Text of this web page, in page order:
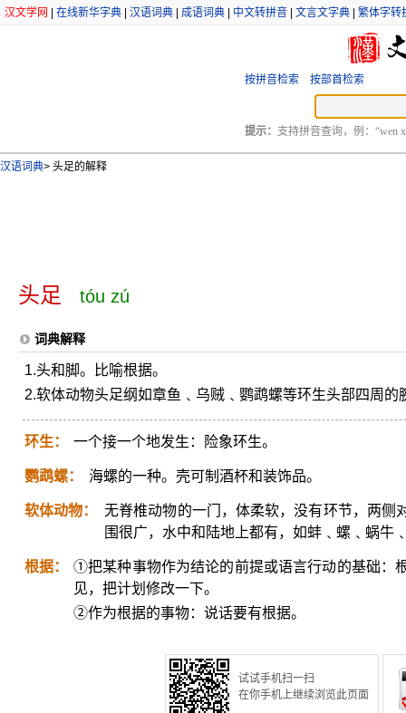
汉文学网 在线新华字典 汉语词典 成语词典 中文转拼音 文言文字典 繁体字转
按拼音检索 按部首检索
提示： 支持拼音查询，例：“wen
汉语词典> 头足的解释
头足 tóu zú
词典解释
1.头和脚。比喻根据。
2.软体动物头足纲如章鱼﹑乌贼﹑鹦鹉螺等环生头部四周的
环生： 一个接一个地发生：险象环生。
鹦鹉螺： 海螺的一种。壳可制酒杯和装饰品。
软体动物：
无脊椎动物的一门，体柔软，没有环节，两侧
围很广，水中和陆地上都有，如蚌﹑螺﹑蜗牛
根据：
①把某种事物作为结论的前提或语言行动的基础：
见，把计划修改一下。
②作为根据的事物：说话要有根据。
试试手机扫一扫
在你手机上继续浏览此页面